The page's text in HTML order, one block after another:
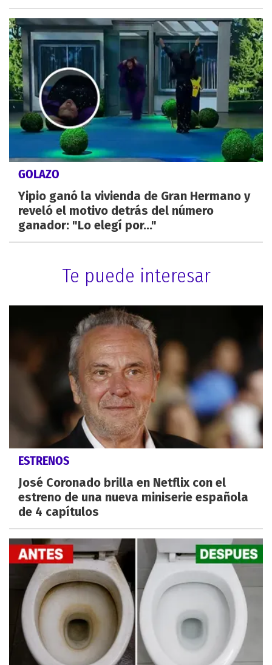
GOLAZO
Yipio ganó la vivienda de Gran Hermano y
reveló el motivo detrás del número
ganador: "Lo elegí por..."
Te puede interesar
ESTRENOS
José Coronado brilla en Netflix con el
estreno de una nueva miniserie española
de 4 capítulos